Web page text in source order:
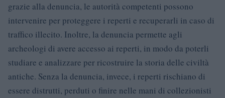
grazie alla denuncia, le autorità competenti possono
intervenire per proteggere i reperti e recuperarli in caso di
traffico illecito. Inoltre, la denuncia permette agli
archeologi di avere accesso ai reperti, in modo da poterli
studiare e analizzare per ricostruire la storia delle civiltà
antiche. Senza la denuncia, invece, i reperti rischiano di
essere distrutti, perduti o finire nelle mani di collezionisti